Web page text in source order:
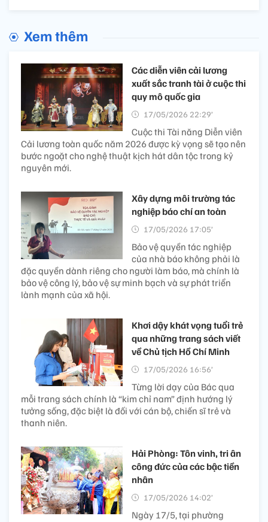
Xem thêm
Các diễn viên cải lương
xuất sắc tranh tài ở cuộc thi
quy mô quốc gia
17/05/2026 22:29’
Cuộc thi Tài năng Diễn viên
Cải lương toàn quốc năm 2026 được kỳ vọng sẽ tạo nên
bước ngoặt cho nghệ thuật kịch hát dân tộc trong kỷ
nguyên mới.
Xây dựng môi trường tác
nghiệp báo chí an toàn
17/05/2026 17:05’
Bảo vệ quyền tác nghiệp
của nhà báo không phải là
đặc quyền dành riêng cho người làm báo, mà chính là
bảo vệ công lý, bảo vệ sự minh bạch và sự phát triển
lành mạnh của xã hội.
Khơi dậy khát vọng tuổi trẻ
qua những trang sách viết
về Chủ tịch Hồ Chí Minh
17/05/2026 16:56’
Từng lời dạy của Bác qua
mỗi trang sách chính là “kim chỉ nam” định hướng lý
tưởng sống, đặc biệt là đối với cán bộ, chiến sĩ trẻ và
thanh niên.
Hải Phòng: Tôn vinh, tri ân
công đức của các bậc tiền
nhân
17/05/2026 14:02’
Ngày 17/5, tại phường